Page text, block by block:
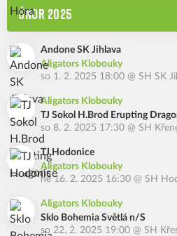
ÚNOR 2025
Andone SK Jihlava
Aligators Klobouky
so 1. 2. 2025 18:00 @ SH SK
Aligators Klobouky
TJ Sokol H.Brod Erupting
so 8. 2. 2025 17:30 @ SH
TJ Hodonice
Aligators Klobouky
ne 16. 2. 2025 16:30 @ SH
Aligators Klobouky
Sklo Bohemia Světlá n/S
so 22. 2. 2025 19:00 @ SH